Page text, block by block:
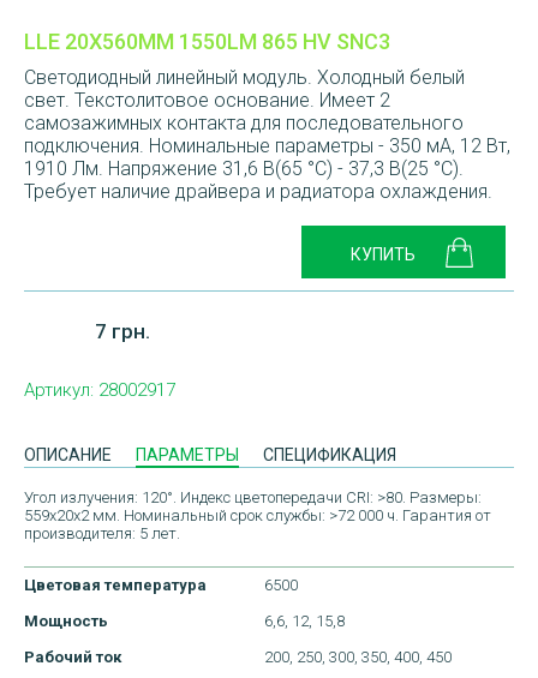
LLE 20X560MM 1550LM 865 HV SNC3
Светодиодный линейный модуль. Холодный белый
свет. Текстолитовое основание. Имеет 2
самозажимных контакта для последовательного
подключения. Номинальные параметры - 350 мА, 12 Вт,
1910 Лм. Напряжение 31,6 В(65 °C) - 37,3 В(25 °C).
Требует наличие драйвера и радиатора охлаждения.
7 грн.
Артикул: 28002917
ОПИСАНИЕ ПАРАМЕТРЫ СПЕЦИФИКАЦИЯ
Угол излучения: 120°. Индекс цветопередачи CRI: >80. Размеры:
559x20x2 мм. Номинальный срок службы: >72 000 ч. Гарантия от
производителя: 5 лет.
Цветовая температура
6500
Мощность
6,6, 12, 15,8
Рабочий ток
200, 250, 300, 350, 400, 450